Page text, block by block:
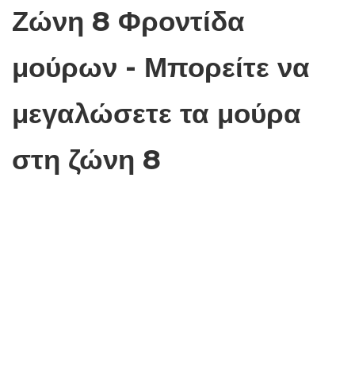
Ζώνη 8 Φροντίδα
μούρων - Μπορείτε να
μεγαλώσετε τα μούρα
στη ζώνη 8